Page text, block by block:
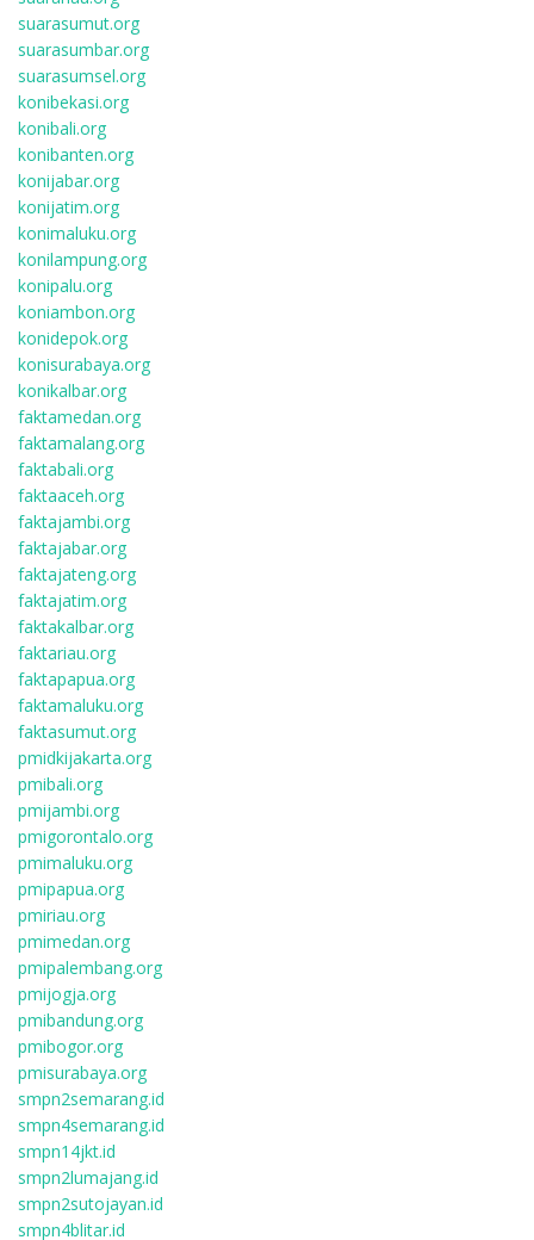
suarasumut.org
suarasumbar.org
suarasumsel.org
konibekasi.org
konibali.org
konibanten.org
konijabar.org
konijatim.org
konimaluku.org
konilampung.org
konipalu.org
koniambon.org
konidepok.org
konisurabaya.org
konikalbar.org
faktamedan.org
faktamalang.org
faktabali.org
faktaaceh.org
faktajambi.org
faktajabar.org
faktajateng.org
faktajatim.org
faktakalbar.org
faktariau.org
faktapapua.org
faktamaluku.org
faktasumut.org
pmidkijakarta.org
pmibali.org
pmijambi.org
pmigorontalo.org
pmimaluku.org
pmipapua.org
pmiriau.org
pmimedan.org
pmipalembang.org
pmijogja.org
pmibandung.org
pmibogor.org
pmisurabaya.org
smpn2semarang.id
smpn4semarang.id
smpn14jkt.id
smpn2lumajang.id
smpn2sutojayan.id
smpn4blitar.id